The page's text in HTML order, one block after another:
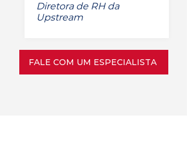
Diretora de RH da
Upstream
FALE COM UM ESPECIALISTA